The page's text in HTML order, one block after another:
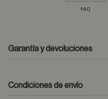
140
Garantía y devoluciones
Condiciones de envío